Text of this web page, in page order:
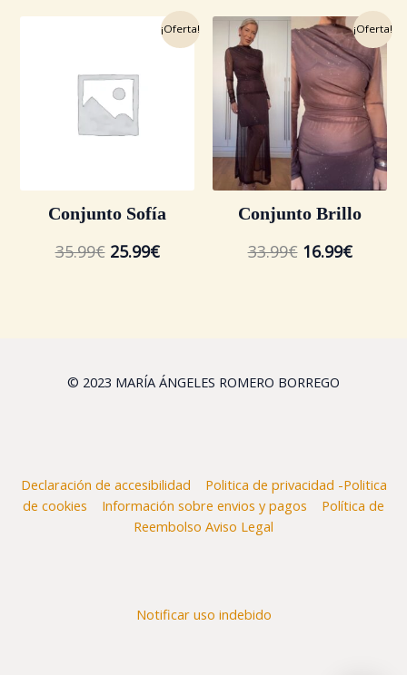
¡Oferta!
Conjunto Sofía
35.99€
era:
35.99€.
25.99€
El
precio
¡Oferta!
Conjunto Brillo
33.99€
El
precio
original
era:
33.99€.
16.99€
El
precio
actual
es:
16.99€.
© 2023 MARÍA ÁNGELES ROMERO BORREGO
Declaración de accesibilidad Politica de privacidad -Politica
de cookies Información sobre envios y pagos Política de
Reembolso Aviso Legal
Notificar uso indebido